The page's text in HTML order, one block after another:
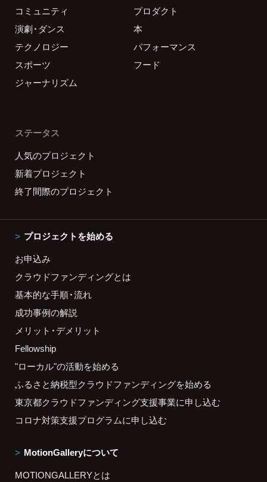
コミュニティ
プロダクト
演劇・ダンス
本
テクノロジー
パフォーマンス
スポーツ
フード
ジャーナリズム
ステータス
人気のプロジェクト
新着プロジェクト
終了間際のプロジェクト
プロジェクトを始める
お申込み
クラウドファンディングとは
基本的な手順・流れ
成功事例の解説
メリット・デメリット
Fellowship
"ローカル"の活動を始める
ふるさと納税型クラウドファンディングを始める
東京都クラウドファンディング支援事業に申し込む
コロナ対策支援プログラムに申し込む
MotionGalleryについて
MOTIONGALLERYとは